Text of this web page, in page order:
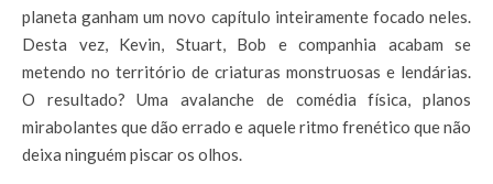
planeta ganham um novo capítulo inteiramente focado neles.
Desta vez, Kevin, Stuart, Bob e companhia acabam se
metendo no território de criaturas monstruosas e lendárias.
O resultado? Uma avalanche de comédia física, planos
mirabolantes que dão errado e aquele ritmo frenético que não
deixa ninguém piscar os olhos.